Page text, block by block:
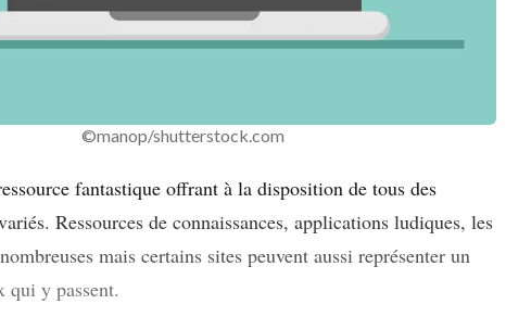
©manop/shutterstock.com
fantastique offrant à la disposition de tous des
Ressources de connaissances, applications ludiques, les
mais certains sites peuvent aussi représenter un
qui y passent.